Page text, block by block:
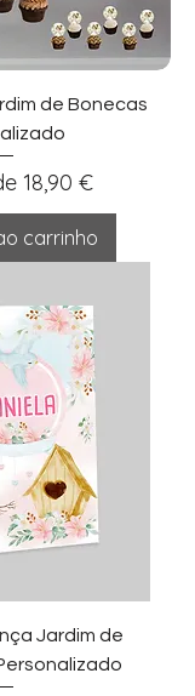
de Bonecas
18,90 €
carrinho
Jardim de